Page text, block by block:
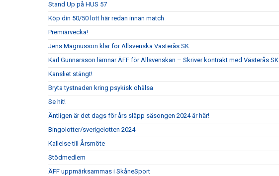
Stand Up på HUS 57
Köp din 50/50 lott här redan innan match
Premiärvecka!
Jens Magnusson klar för Allsvenska Västerås SK
Karl Gunnarsson lämnar ÄFF för Allsvenskan – Skriver kontrakt med Västerås SK
Kansliet stängt!
Bryta tystnaden kring psykisk ohälsa
Se hit!
Äntligen är det dags för års släpp säsongen 2024 är här!
Bingolotter/sverigelotten 2024
Kallelse till Årsmöte
Stödmedlem
ÄFF uppmärksammas i SkåneSport